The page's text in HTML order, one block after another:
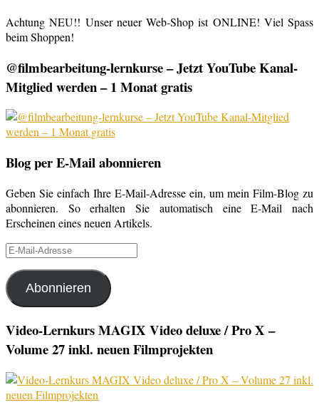
Achtung NEU!! Unser neuer Web-Shop ist ONLINE! Viel Spass
beim Shoppen!
@filmbearbeitung-lernkurse – Jetzt YouTube Kanal-
Mitglied werden – 1 Monat gratis
Blog per E-Mail abonnieren
Geben Sie einfach Ihre E-Mail-Adresse ein, um mein Film-Blog zu
abonnieren. So erhalten Sie automatisch eine E-Mail nach
Erscheinen eines neuen Artikels.
E-
Mail-
Adresse
Abonnieren
Video-Lernkurs MAGIX Video deluxe / Pro X –
Volume 27 inkl. neuen Filmprojekten